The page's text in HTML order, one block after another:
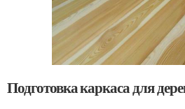
Подготовка каркаса для